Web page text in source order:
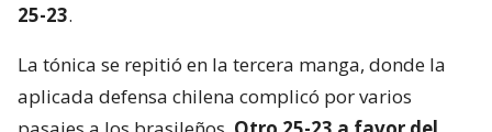
25-23.
La tónica se repitió en la tercera manga, donde la
aplicada defensa chilena complicó por varios